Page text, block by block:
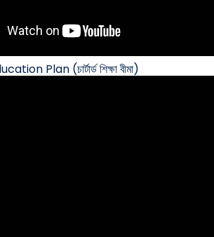
Plan (চার্টার্ড শিক্ষা বীমা)